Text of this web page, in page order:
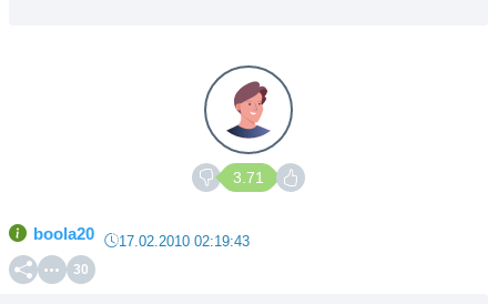
3.71
boola20 17.02.2010 02:19:43
30